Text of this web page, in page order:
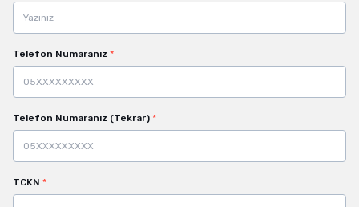
Telefon Numaranız *
Telefon Numaranız (Tekrar) *
TCKN *